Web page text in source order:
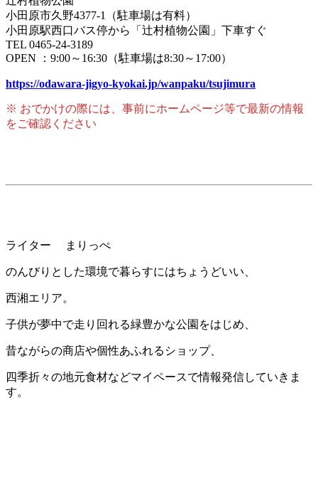
小田原市久野4377-1（駐車場は有料）
小田原駅西口バス停から「辻村植物公園」下車すぐ
TEL 0465-24-3189
OPEN ：9:00～16:30（駐車場は8:30～17:00）
https://odawara-jigyo-kyokai.jp/wanpaku/tsujimura
※ おでかけの際には、事前にホームページ等で最新の情報
をご確認ください
ライター まりっぺ
のんびりとした環境で暮らすにはちょうどいい、
西湘エリア。
子供が夢中で走り回れる緑豊かな公園をはじめ、
昔ながらの商店や個性あふれるショップ、
四季折々の地元食材などマイペースで情報発信していきま
す。